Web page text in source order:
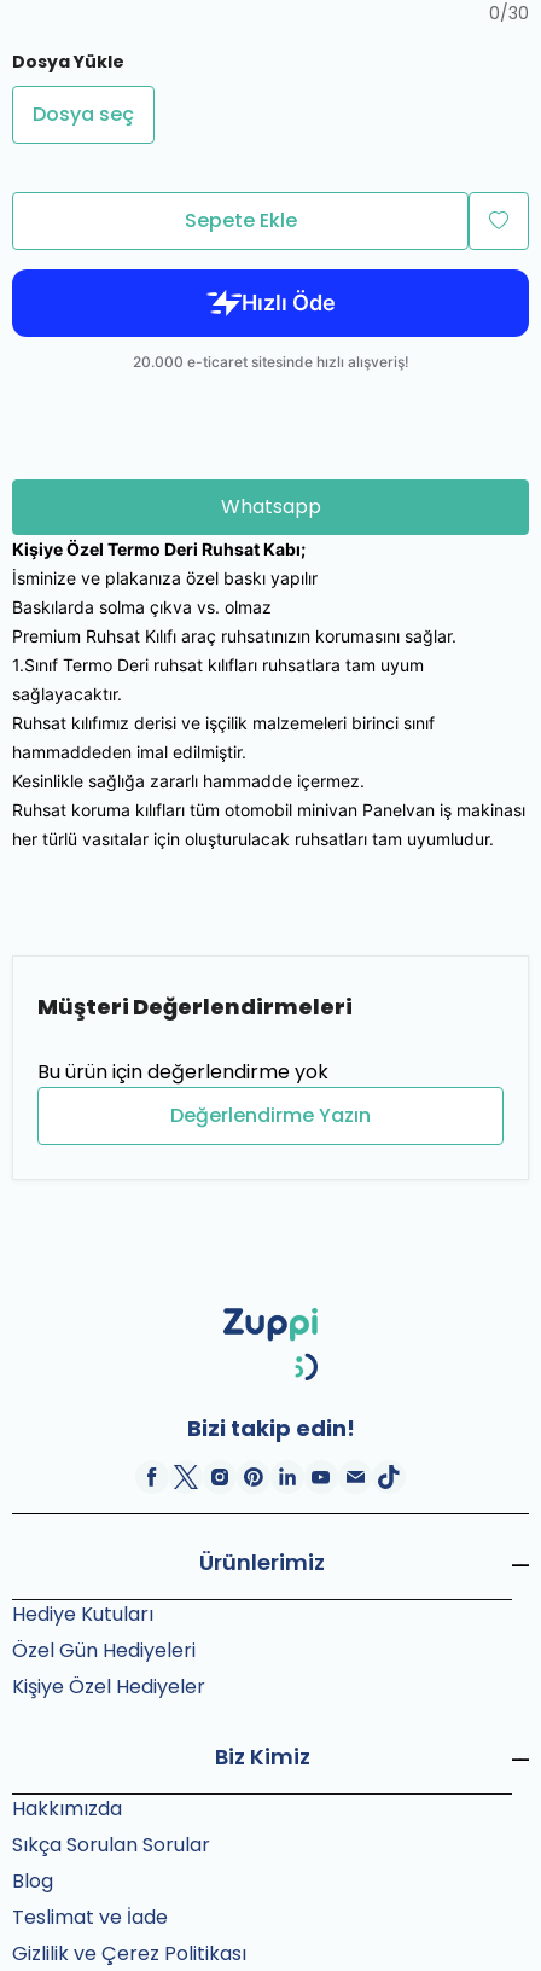
0/30
Dosya Yükle
Dosya seç
Sepete Ekle
Whatsapp
Kişiye Özel Termo Deri Ruhsat Kabı;
İsminize ve plakanıza özel baskı yapılır
Baskılarda solma çıkva vs. olmaz
Premium Ruhsat Kılıfı araç ruhsatınızın korumasını sağlar.
1.Sınıf Termo Deri ruhsat kılıfları ruhsatlara tam uyum
sağlayacaktır.
Ruhsat kılıfımız derisi ve işçilik malzemeleri birinci sınıf
hammaddeden imal edilmiştir.
Kesinlikle sağlığa zararlı hammadde içermez.
Ruhsat koruma kılıfları tüm otomobil minivan Panelvan iş makinası
her türlü vasıtalar için oluşturulacak ruhsatları tam uyumludur.
Müşteri Değerlendirmeleri
Bu ürün için değerlendirme yok
Değerlendirme Yazın
Bizi takip edin!
Ürünlerimiz
Hediye Kutuları
Özel Gün Hediyeleri
Kişiye Özel Hediyeler
Biz Kimiz
Hakkımızda
Sıkça Sorulan Sorular
Blog
Teslimat ve İade
Gizlilik ve Çerez Politikası